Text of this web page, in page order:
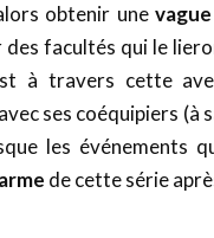
obtenir une
facultés qui le
à travers cette
ses coéquipiers
les événements
de cette série